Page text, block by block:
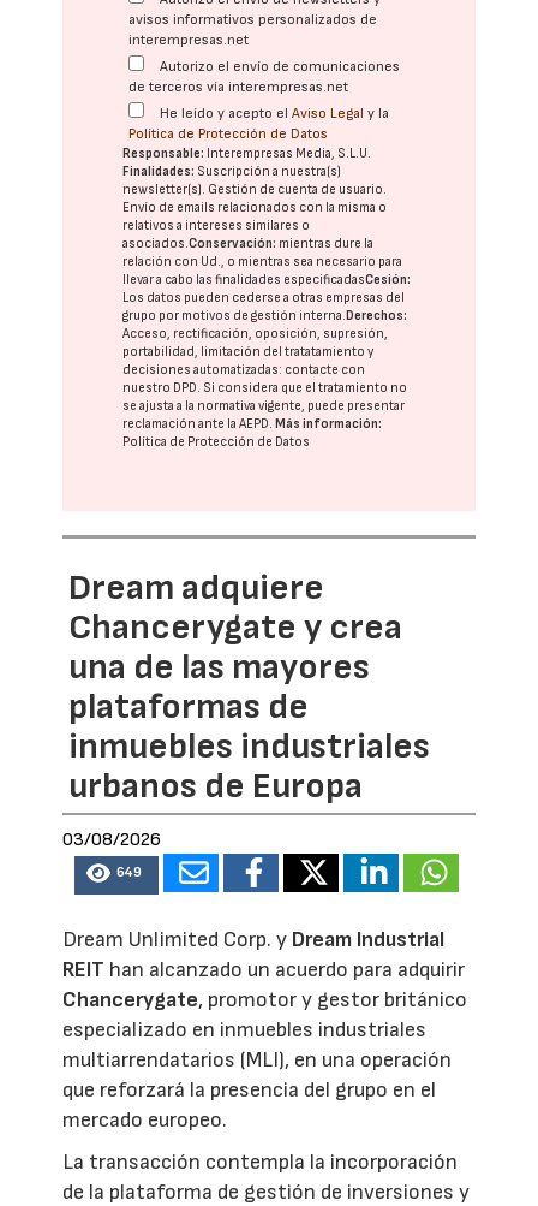
avisos informativos personalizados de
interempresas.net
Autorizo el envío de comunicaciones
de terceros vía interempresas.net
He leído y acepto elAviso Legal y la
Política de Protección de Datos
Responsable: Interempresas Media, S.L.U.
Finalidades: Suscripción a nuestra(s)
newsletter(s). Gestión de cuenta de usuario.
Envío de emails relacionados con la misma o
relativos a intereses similares o
asociados.Conservación: mientras dure la
relación con Ud., o mientras sea necesario para
llevar a cabo las finalidades especificadasCesión:
Los datos pueden cederse a otras empresas del
grupo por motivos de gestión interna. Derechos:
Acceso, rectificación, oposición, supresión,
portabilidad, limitación del tratatamiento y
decisiones automatizadas: contacte con
nuestro DPD. Si considera que el tratamiento no
se ajusta a la normativa vigente, puede presentar
reclamación ante laAEPD. Más información:
Política de Protección de Datos
Dream adquiere
Chancerygate y crea
una de las mayores
plataformas de
inmuebles industriales
urbanos de Europa
03/08/2026
649
Dream Unlimited Corp. y Dream Industrial
REIT han alcanzado un acuerdo para adquirir
Chancerygate, promotor y gestor británico
especializado en inmuebles industriales
multiarrendatarios (MLI), en una operación
que reforzará la presencia del grupo en el
mercado europeo.
La transacción contempla la incorporación
de la plataforma de gestión de inversiones y